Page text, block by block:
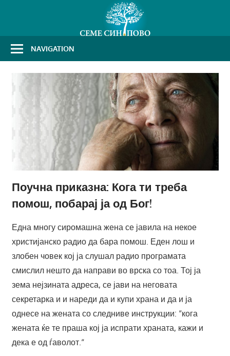
NAVIGATION
Поучна приказна: Кога ти треба
помош, побарај ја од Бог!
Една многу сиромашна жена се јавила на некое
христијанско радио да бара помош. Еден лош и
злобен човек кој ја слушал радио програмата
смислил нешто да направи во врска со тоа. Тој ја
зема нејзината адреса, се јави на неговата
секретарка и и нареди да и купи храна и да и ја
однесе на жената со следниве инструкции: “кога
жената ќе те праша кој ја испрати храната, кажи и
дека е од ѓаволот.“